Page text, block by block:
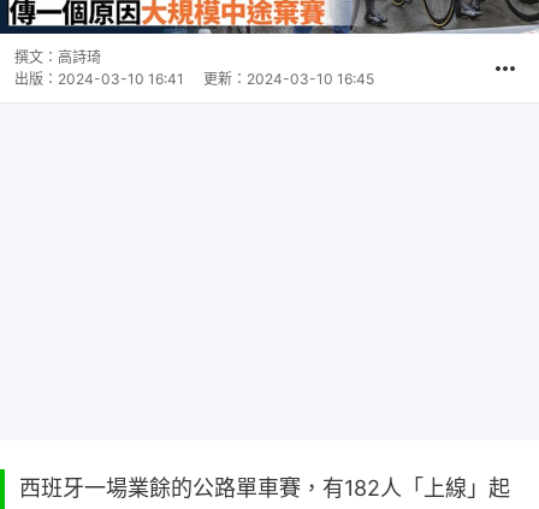
撰文： 高詩琦
出版： 2024-03-10 16:41 更新： 2024-03-10 16:45
西班牙一場業餘的公路單車賽，有182人「上線」起